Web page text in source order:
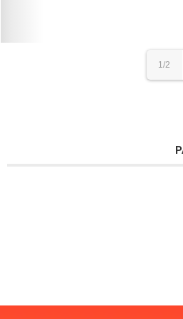
1/2